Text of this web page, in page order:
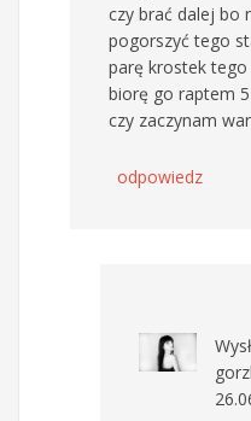
czy brać dalej bo
pogorszyć tego
parę krostek tego
biorę go raptem
czy zaczynam
odpowiedz